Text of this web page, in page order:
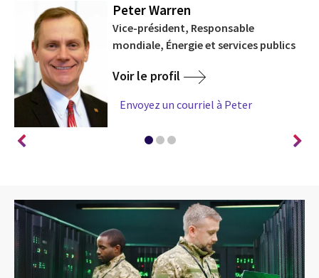
Peter Warren
Vice-président, Responsable
mondiale, Énergie et services publics
Voir le profil
Envoyez un courriel à Peter